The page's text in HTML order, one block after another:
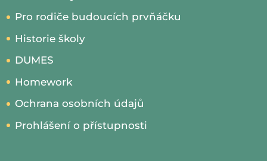
Pro rodiče budoucích prvňáčku
Historie školy
DUMES
Homework
Ochrana osobních údajů
Prohlášení o přístupnosti